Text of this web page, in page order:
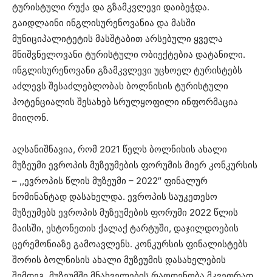
ტურისტული რუქა და გზამკვლევი დაიბეჭდა.
გაიდლაინი ინგლისურენოვანია და მასში
მუნიციპალიტეტის მასშტაბით არსებული ყველა
მნიშვნელოვანი ტურისტული ობიექტებია დატანილი.
ინგლისურენოვანი გზამკვლევი უცხოელ ტურისტებს
აძლევს შესაძლებლობას ბოლნისის ტურისტული
პოტენციალის შესახებ სრულყოფილი ინფორმაცია
მიიღონ.
აღსანიშნავია, რომ 2021 წელს ბოლნისის ახალი
მუზეუმი ევროპის მუზეუმების ფორუმის მიერ კონკურსის
– ,,ევროპის წლის მუზეუმი – 2022″ ფინალურ
ნომინანტად დასახელდა. ევროპის საუკეთესო
მუზეუმებს ევროპის მუზეუმების ფორუმი 2022 წლის
მაისში, ესტონეთის ქალაქ ტარტუში, დაჯილდოების
ცერემონიაზე გამოავლენს. კონკურსის ფინალისტებს
შორის ბოლნისის ახალი მუზეუმის დასახელების